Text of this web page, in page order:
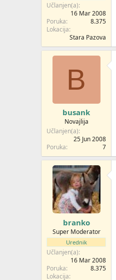
Učlanjen(a)
16 Mar 2008
Poruka
8.375
Lokacija
Stara Pazova
B
busank
Novajlija
Učlanjen(a)
25 Jun 2008
Poruka
7
branko
Super Moderator
Urednik
Učlanjen(a)
16 Mar 2008
Poruka
8.375
Lokacija